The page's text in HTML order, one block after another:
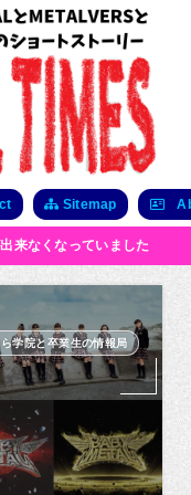
Sitemap
来なくなっていました
学院と卒業生の情報局